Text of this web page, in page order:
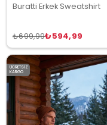
Buratti Erkek Sweatshirt
₺594,99
₺699,99
ÜCRETSIZ
KARGO